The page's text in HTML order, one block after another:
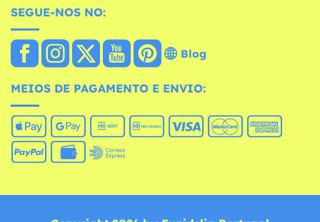
SEGUE-NOS NO:
Blog
MEIOS DE PAGAMENTO E ENVIO: